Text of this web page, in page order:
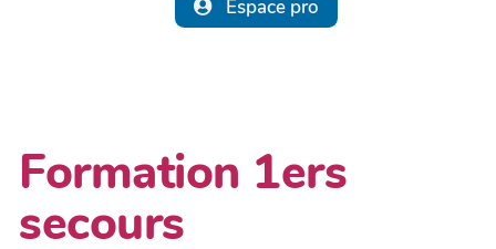
Espace pro
Formation 1ers
secours